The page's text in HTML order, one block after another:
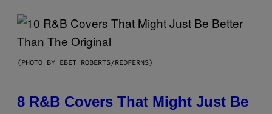
(PHOTO BY EBET ROBERTS/REDFERNS)
8 R&B Covers That Might Just Be